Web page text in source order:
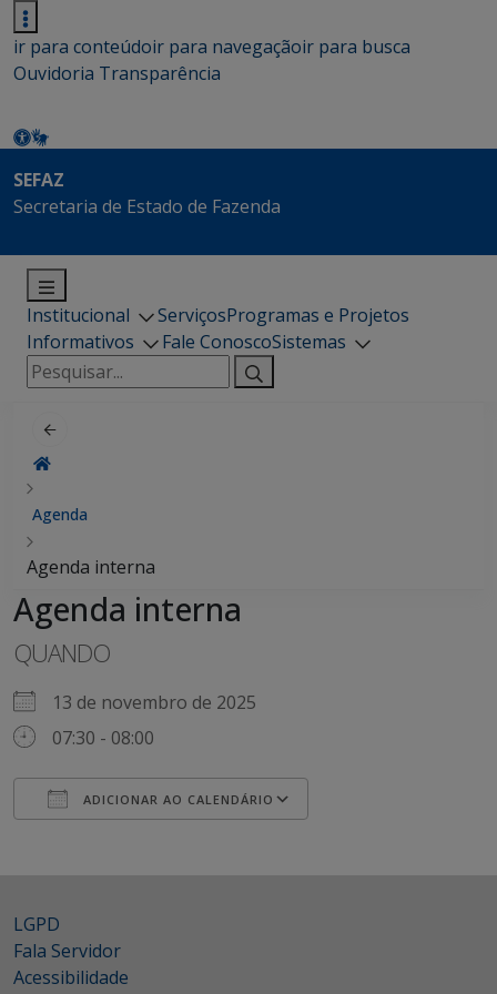
ir para conteúdoir para navegaçãoir para busca
Ouvidoria Transparência
SEFAZ
Secretaria de Estado de Fazenda
Institucional ServiçosProgramas e Projetos
Informativos
Fale ConoscoSistemas
Pesquisar
por:
Agenda
Agenda interna
Agenda interna
QUANDO
13 de novembro de 2025
07:30 - 08:00
ADICIONAR AO CALENDÁRIO
LGPD
Fala Servidor
Acessibilidade